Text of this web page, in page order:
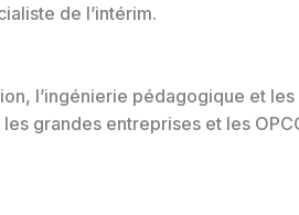
de l’intérim.
l’ingénierie pédagogique et
grandes entreprises et les